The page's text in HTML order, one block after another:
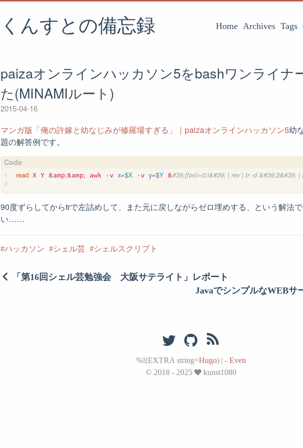
くんすとの備忘録 Home Archives Tags
paizaオンラインハッカソン5をbashワンライナ
た(MINAMIルート)
2015-04-16
マンガ版「俺の許嫁と幼なじみが修羅場すぎる」｜paizaオンラインハッカソン5幼
題の解答例です。
read X Y &amp;&amp; awk -v x=$X -v y=$Y &#39;{for(i=0;i&#39; | rev | tr -d &#39;2&#39;
90度ずらしてからtrで左詰めして、また元に戻しながらゼロ埋めする、という解法
い……
ハッカソン シェル芸 シェルスクリプト
「第16回シェル芸勉強会 大阪サテライト」レポート
JavaでシンプルなWEBサ
%!(EXTRA string=Hugo) | - Even
© 2018 - 2025
kunst1080